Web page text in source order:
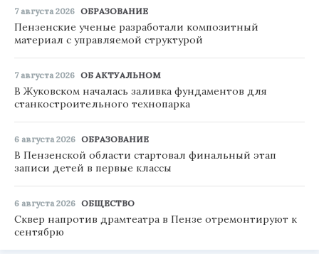
7 августа 2026 ОБРАЗОВАНИЕ
Пензенские ученые разработали композитный
материал с управляемой структурой
7 августа 2026 ОБ АКТУАЛЬНОМ
В Жуковском началась заливка фундаментов для
станкостроительного технопарка
6 августа 2026 ОБРАЗОВАНИЕ
В Пензенской области стартовал финальный этап
записи детей в первые классы
6 августа 2026 ОБЩЕСТВО
Сквер напротив драмтеатра в Пензе отремонтируют к
сентябрю